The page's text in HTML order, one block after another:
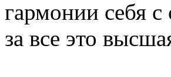
гармонии себя
за все это